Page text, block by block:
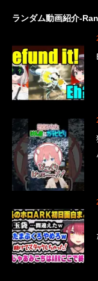
ランダム動画紹介-